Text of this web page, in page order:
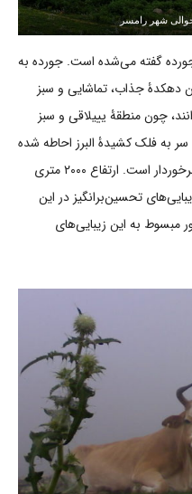
شهر رامسر
گفته می‌شده است. جورده به
دهکدۀ جذاب، تماشایی و سبز
چون منطقۀ یییلاقی و سبز
به فلک کشیدۀ البرز احاطه شده
است و همچنین از ارتفاع بلند و بالایی برخوردار است. ارتفاع ۲۰۰۰ متری
تحسین‌برانگیز در این
مبسوط به این زیبایی‌های